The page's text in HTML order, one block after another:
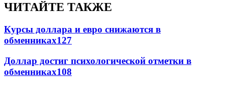
ЧИТАЙТЕ ТАКЖЕ
Курсы доллара и евро снижаются в
обменниках127
Доллар достиг психологической отметки в
обменниках108